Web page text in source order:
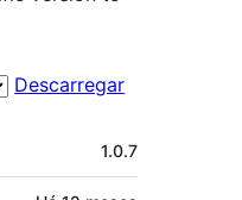
Descarregar
1.0.7